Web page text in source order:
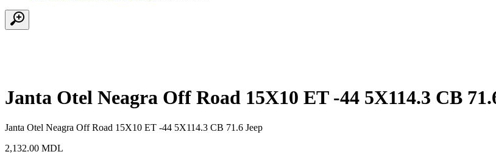
Janta Otel Neagra Off Road 15X10 ET -44 5X114.3 CB
Janta Otel Neagra Off Road 15X10 ET -44 5X114.3 CB 71.6 Jeep
2,132.00 MDL